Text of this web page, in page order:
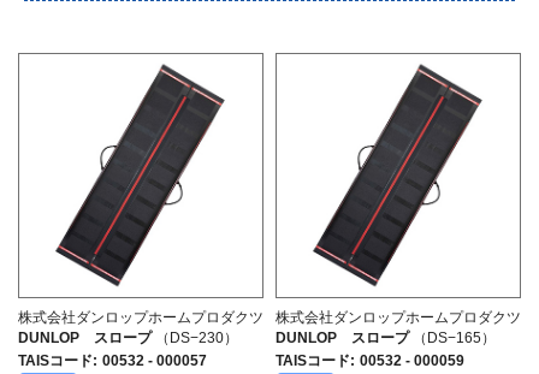
株式会社ダンロップホームプロダクツ
DUNLOP スロープ
（DS−230）
TAISコード: 00532 - 000057
株式会社ダンロップホームプロダクツ
DUNLOP スロープ
（DS−165）
TAISコード: 00532 - 000059